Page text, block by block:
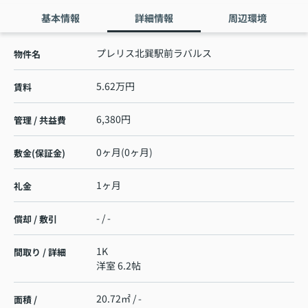
基本情報 詳細情報 周辺環境
物件名 プレリス北巽駅前ラバルス
賃料 5.62万円
管理 / 共益費 6,380円
敷金(保証金) 0ヶ月(0ヶ月)
礼金 1ヶ月
償却 / 敷引 - / -
間取り / 詳細
1K
洋室 6.2帖
面積 /
20.72㎡ / -